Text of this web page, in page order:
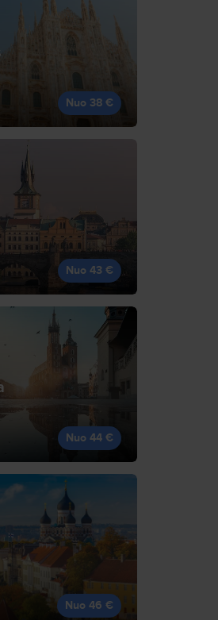
Nuo 38 €
Nuo 43 €
Nuo 44 €
Nuo 46 €